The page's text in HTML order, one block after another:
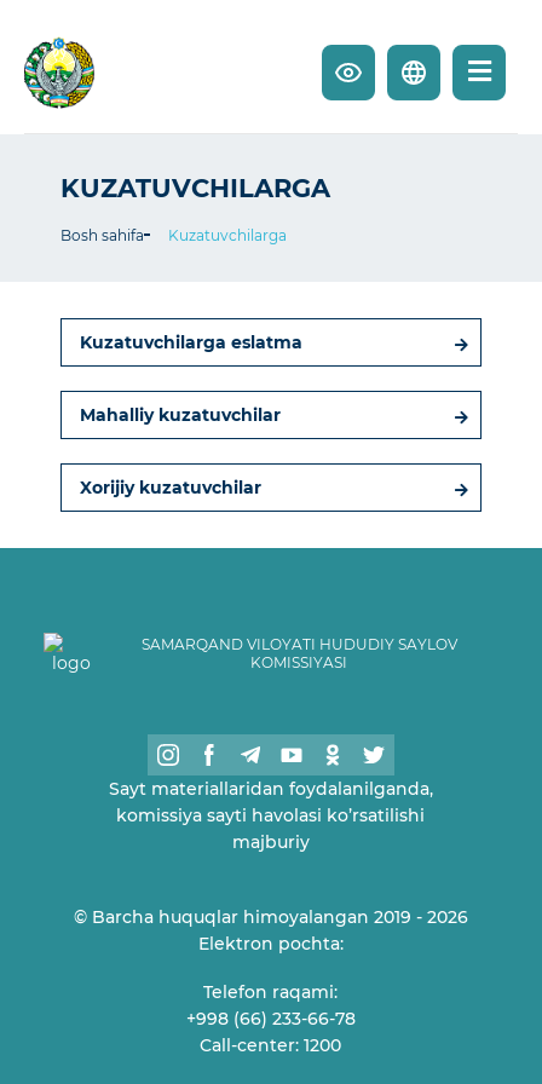
KUZATUVCHILARGA
Bosh sahifa Kuzatuvchilarga
Kuzatuvchilarga eslatma
Mahalliy kuzatuvchilar
Xorijiy kuzatuvchilar
SAMARQAND VILOYATI HUDUDIY SAYLOV
KOMISSIYASI
Sayt materiallaridan foydalanilganda,
komissiya sayti havolasi ko’rsatilishi
majburiy
© Barcha huquqlar himoyalangan 2019 - 2026
Elektron pochta:
Telefon raqami:
+998 (66) 233-66-78
Call-center: 1200